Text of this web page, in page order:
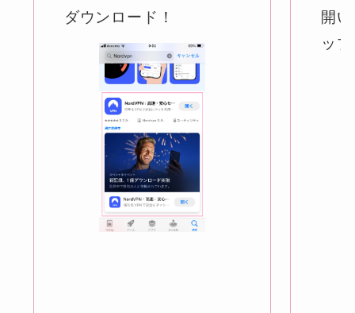
ダウンロード！
開
ッ